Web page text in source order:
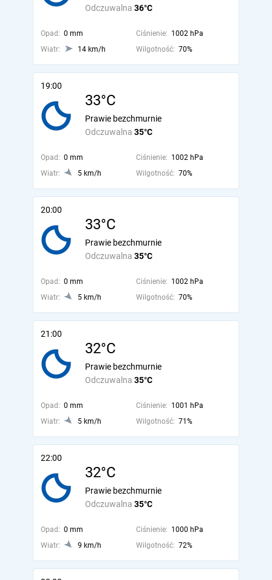
Odczuwalna 36°C
Opad: 0 mm Ciśnienie: 1002 hPa
Wiatr:
14 km/h Wilgotność: 70%
19:00
33°C
Odczuwalna 35°C
Prawie bezchmurnie
Opad: 0 mm Ciśnienie: 1002 hPa
Wiatr:
5 km/h Wilgotność: 70%
20:00
33°C
Odczuwalna 35°C
Prawie bezchmurnie
Opad: 0 mm Ciśnienie: 1002 hPa
Wiatr:
5 km/h Wilgotność: 70%
21:00
32°C
Odczuwalna 35°C
Prawie bezchmurnie
Opad: 0 mm Ciśnienie: 1001 hPa
Wiatr:
5 km/h Wilgotność: 71%
22:00
32°C
Odczuwalna 35°C
Prawie bezchmurnie
Opad: 0 mm Ciśnienie: 1000 hPa
Wiatr:
9 km/h Wilgotność: 72%